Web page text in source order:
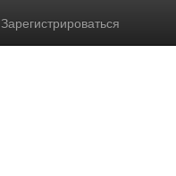
Зарегистрироваться